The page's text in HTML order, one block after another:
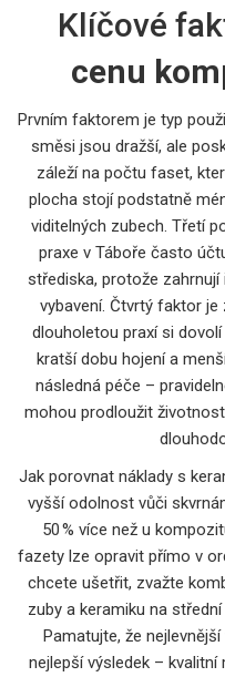
Klíčové
cenu
Prvním faktorem je typ
směsi jsou dražší, ale
záleží na počtu faset,
plocha stojí podstatně
viditelných zubech. Třetí
praxe v Táboře často
střediska, protože
vybavení. Čtvrtý faktor
dlouholetou praxí si
kratší dobu hojení a
následná péče –
mohou prodloužit
Jak porovnat náklady s
vyšší odolnost vůči
50 % více než u
fazety lze opravit přímo v
chcete ušetřit, zvažte
zuby a keramiku na
Pamatujte, že
nejlepší výsledek –